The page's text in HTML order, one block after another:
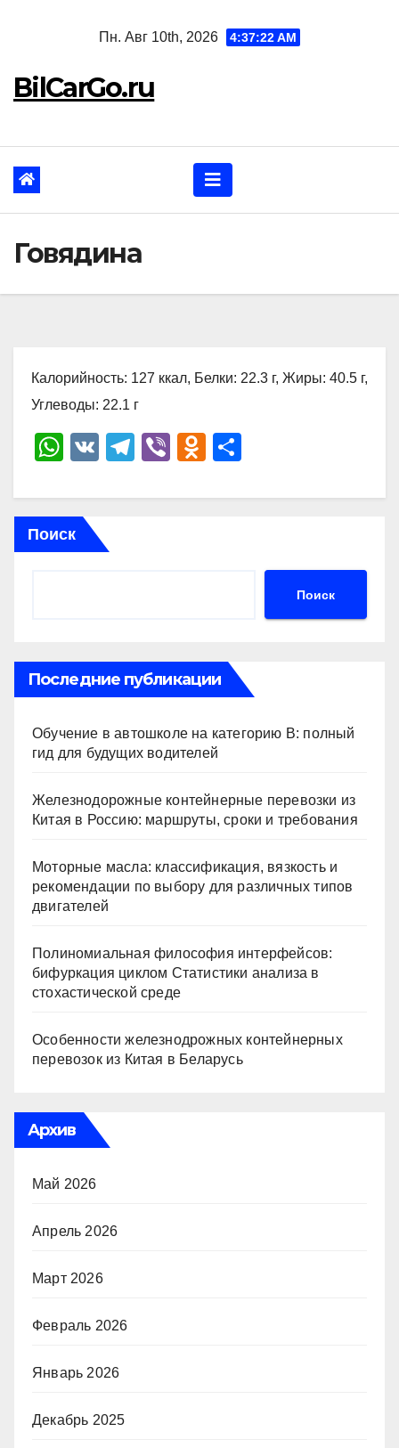
Пн. Авг 10th, 2026 4:37:23 AM
BilCarGo.ru
Говядина
Калорийность: 127 ккал, Белки: 22.3 г, Жиры: 40.5 г,
Углеводы: 22.1 г
W
at
s
A
V
T
e
Vi
er
O
n
ki
р
ть
Поиск
Поиск
Последние публикации
Обучение в автошколе на категорию В: полный
гид для будущих водителей
Железнодорожные контейнерные перевозки из
Китая в Россию: маршруты, сроки и требования
Моторные масла: классификация, вязкость и
рекомендации по выбору для различных типов
двигателей
Полиномиальная философия интерфейсов:
бифуркация циклом Статистики анализа в
стохастической среде
Особенности железнодрожных контейнерных
перевозок из Китая в Беларусь
Архив
Май 2026
Апрель 2026
Март 2026
Февраль 2026
Январь 2026
Декабрь 2025